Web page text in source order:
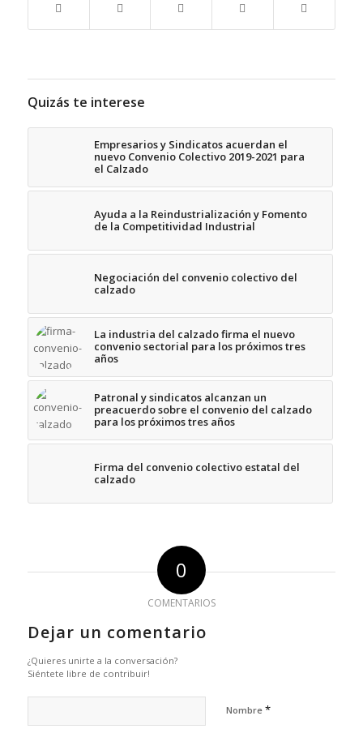
Quizás te interese
Empresarios y Sindicatos acuerdan el
nuevo Convenio Colectivo 2019-2021 para
el Calzado
Ayuda a la Reindustrialización y Fomento
de la Competitividad Industrial
Negociación del convenio colectivo del
calzado
La industria del calzado firma el nuevo
convenio sectorial para los próximos tres
años
Patronal y sindicatos alcanzan un
preacuerdo sobre el convenio del calzado
para los próximos tres años
Firma del convenio colectivo estatal del
calzado
0
COMENTARIOS
Dejar un comentario
¿Quieres unirte a la conversación?
Siéntete libre de contribuir!
Nombre *